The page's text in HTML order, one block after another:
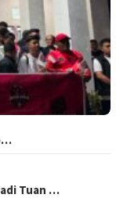
Tuan …